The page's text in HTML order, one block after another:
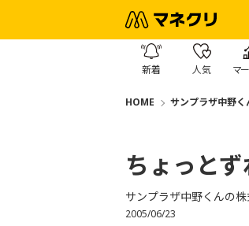
新着 人気 マ
HOME サンプラザ中野
ちょっと
サンプラザ中野くんの
2005/06/23